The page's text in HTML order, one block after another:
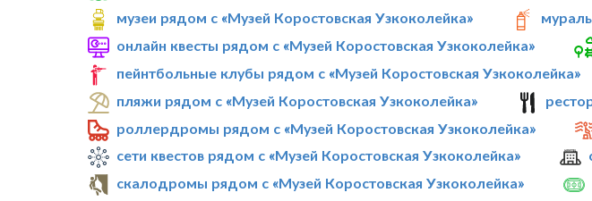
музеи рядом с «Музей Коростовская Узкоколейка»
онлайн квесты рядом с «Музей Коростовская Узкоколейка»
пейнтбольные клубы рядом с «Музей Коростовская Узкоколейка»
пляжи рядом с «Музей Коростовская Узкоколейка»
роллердромы рядом с «Музей Коростовская Узкоколейка»
сети квестов рядом с «Музей Коростовская Узкоколейка»
скалодромы рядом с «Музей Коростовская Узкоколейка»